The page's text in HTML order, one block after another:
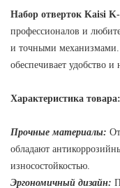
Набор отверток Kaisi
профессионалов и
и точными механизмами.
обеспечивает удобство
Характеристика товара:
Прочные материалы:
обладают
износостойкостью.
Эргономичный дизайн: